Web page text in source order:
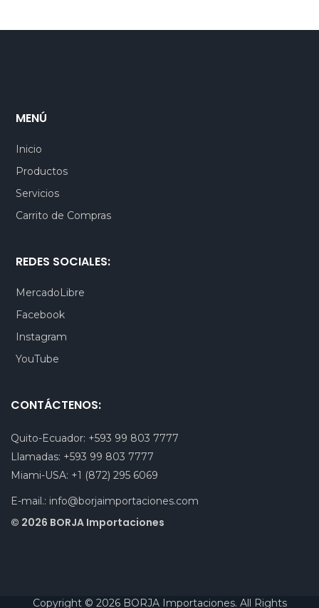
MENÚ
Inicio
Productos
Servicios
Carrito de Compras
REDES SOCIALES:
MercadoLibre
Facebook
Instagram
YouTube
CONTÁCTENOS:
Quito-Ecuador: +593 99 803 7777
Llamadas: +593 99 803 7777
Miami-USA: +1 (872) 295 6069
E-mail.: info@borjaimportaciones.com
© 2026 BORJA Importaciones
Copyright © 2026 BORJA Importaciones. All Rights